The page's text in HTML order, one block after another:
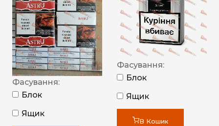
Фасування:
Блок
Ящик
Фасування:
Блок
Ящик
В Кошик